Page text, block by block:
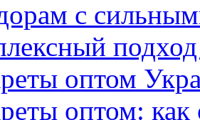
с
оптом
оптом: как